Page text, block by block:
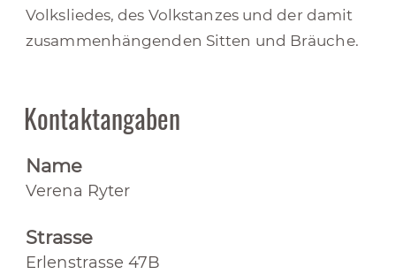
Volksliedes, des Volkstanzes und der damit
zusammenhängenden Sitten und Bräuche.
Kontaktangaben
Name
Verena Ryter
Strasse
Erlenstrasse 47B